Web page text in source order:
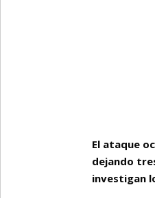
El ataque
dejando
investigan